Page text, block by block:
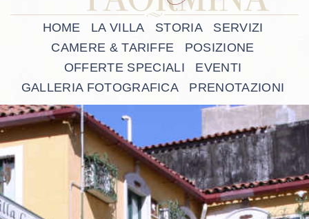
HOME LA VILLA STORIA
SERVIZI
CAMERE & TARIFFE
POSIZIONE
OFFERTE SPECIALI
EVENTI
GALLERIA FOTOGRAFICA
PRENOTAZIONI